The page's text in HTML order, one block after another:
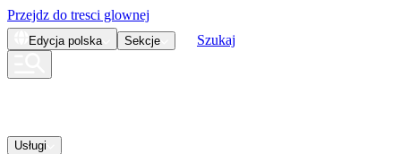
Przejdz do tresci glownej
Edycja polska Sekcje Szukaj
Usługi